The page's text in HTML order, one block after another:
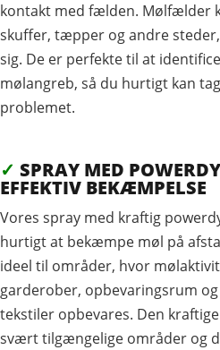
kontakt med fælden. Mølfælder
skuffer, tæpper og andre
sig. De er perfekte til at
mølangreb, så du hurtigt kan
problemet.
✓ SPRAY MED
EFFEKTIV BEKÆMPELSE
Vores spray med kraftig
hurtigt at bekæmpe møl på
ideel til områder, hvor
garderober, opbevaringsrum
tekstiler opbevares. Den
svært tilgængelige områder og